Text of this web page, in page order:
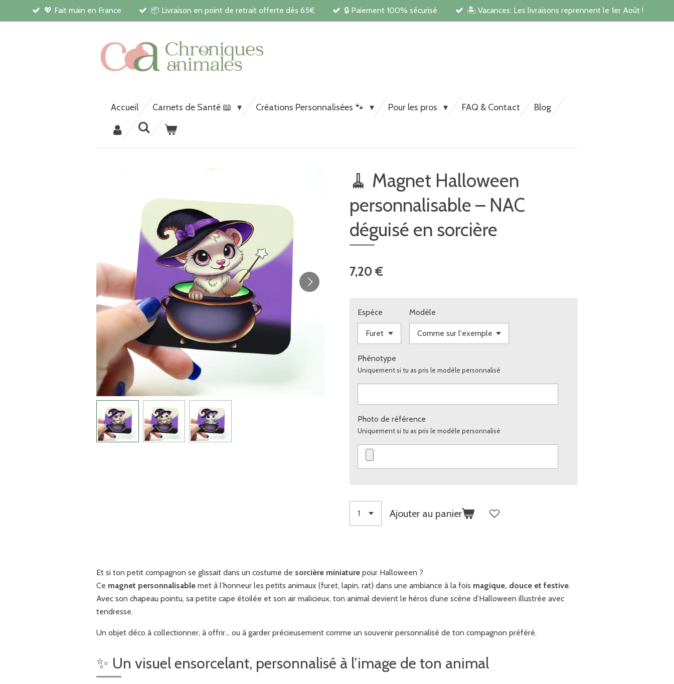
au
💖 Fait main en France 📦 Livraison en point de retrait offerte dès 65€ 🔒 Paiement 100% sécurisé 🏝️ Vacances: Les livraisons reprennent le 1er Août !
Accueil Carnets de Santé 📖 Créations Personnalisées 🐾 Pour les pros FAQ & Contact Blog
🧹 Magnet Halloween
personnalisable – NAC
déguisé en sorcière
7,20 €
Espèce Modèle
Phénotype
Uniquement si tu as pris le modèle personnalisé
Photo de référence
Uniquement si tu as pris le modèle personnalisé
Ajouter au panier
Et si ton petit compagnon se glissait dans un costume de sorcière miniature pour Halloween ?
Ce magnet personnalisable met à l’honneur les petits animaux (furet, lapin, rat) dans une ambiance à la fois magique, douce et festive.
Avec son chapeau pointu, sa petite cape étoilée et son air malicieux, ton animal devient le héros d’une scène d’Halloween illustrée avec
tendresse.
Un objet déco à collectionner, à offrir… ou à garder précieusement comme un souvenir personnalisé de ton compagnon préféré.
✨ Un visuel ensorcelant, personnalisé à l’image de ton animal